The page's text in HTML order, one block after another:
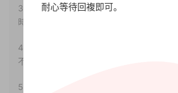
3.如果本站有侵犯、不妥之處的資源，請聯
時間解決！
4.本站部分内容均由互聯網收集整理，僅供
不存在任何商業目的與商業用途。
5.本站提供的所有資源僅供參考學習使用，
耐心等待回複即可。